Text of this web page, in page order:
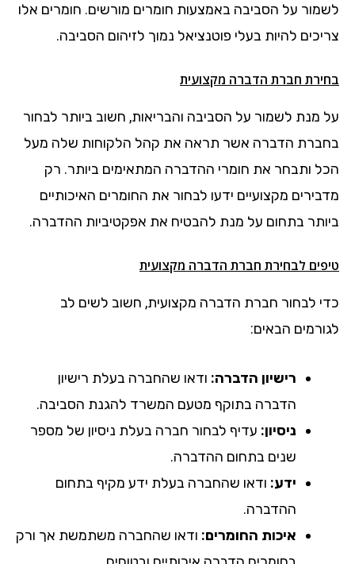
לשמור על הסביבה באמצעות חומרים מורשים. חומרים אלו
צריכים להיות בעלי פוטנציאל נמוך לזיהום הסביבה.
בחירת חברת הדברה מקצועית
על מנת לשמור על הסביבה והבריאות, חשוב ביותר לבחור
בחברת הדברה אשר תראה את קהל הלקוחות שלה מעל
הכל ותבחר את חומרי ההדברה המתאימים ביותר. רק
מדבירים מקצועיים ידעו לבחור את החומרים האיכותיים
ביותר בתחום על מנת להבטיח את אפקטיביות ההדברה.
טיפים לבחירת חברת הדברה מקצועית
כדי לבחור חברת הדברה מקצועית, חשוב לשים לב
לגורמים הבאים:
רישיון הדברה: ודאו שהחברה בעלת רישיון
הדברה בתוקף מטעם המשרד להגנת הסביבה.
ניסיון: עדיף לבחור חברה בעלת ניסיון של מספר
שנים בתחום ההדברה.
ידע: ודאו שהחברה בעלת ידע מקיף בתחום
ההדברה.
איכות החומרים: ודאו שהחברה משתמשת אך ורק